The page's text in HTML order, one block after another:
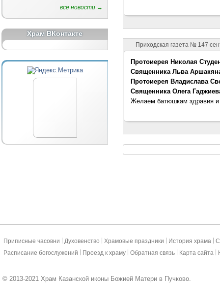
все новости →
Храм ВКонтакте
Приходская газета № 147
Протоиерея Николая
Священника Льва
Протоиерея Владислава
Священника Олега
Желаем батюшкам здравия
Приписные часовни Духовенство Храмовые праздники История храма
Расписание богослужений
Проезд к храму Обратная связь Карта сайта
© 2013-2021 Храм Казанской иконы Божией Матери в Пучково.